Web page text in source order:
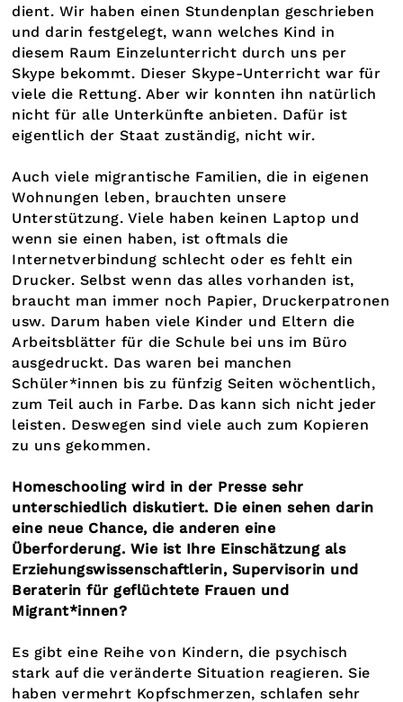
dient. Wir haben einen Stundenplan geschrieben
und darin festgelegt, wann welches Kind in
diesem Raum Einzelunterricht durch uns per
Skype bekommt. Dieser Skype-Unterricht war für
viele die Rettung. Aber wir konnten ihn natürlich
nicht für alle Unterkünfte anbieten. Dafür ist
eigentlich der Staat zuständig, nicht wir.
Auch viele migrantische Familien, die in eigenen
Wohnungen leben, brauchten unsere
Unterstützung. Viele haben keinen Laptop und
wenn sie einen haben, ist oftmals die
Internetverbindung schlecht oder es fehlt ein
Drucker. Selbst wenn das alles vorhanden ist,
braucht man immer noch Papier, Druckerpatronen
usw. Darum haben viele Kinder und Eltern die
Arbeitsblätter für die Schule bei uns im Büro
ausgedruckt. Das waren bei manchen
Schüler*innen bis zu fünfzig Seiten wöchentlich,
zum Teil auch in Farbe. Das kann sich nicht jeder
leisten. Deswegen sind viele auch zum Kopieren
zu uns gekommen.
Homeschooling wird in der Presse sehr
unterschiedlich diskutiert. Die einen sehen darin
eine neue Chance, die anderen eine
Überforderung. Wie ist Ihre Einschätzung als
Erziehungswissenschaftlerin, Supervisorin und
Beraterin für geflüchtete Frauen und
Migrant*innen?
Es gibt eine Reihe von Kindern, die psychisch
stark auf die veränderte Situation reagieren. Sie
haben vermehrt Kopfschmerzen, schlafen sehr